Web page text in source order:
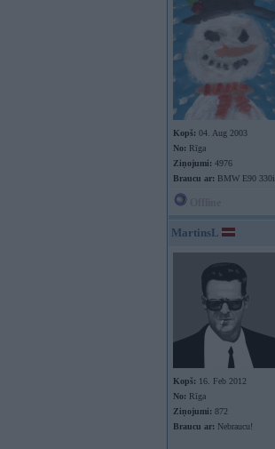
Kopš: 04. Aug 2003
No: Rīga
Ziņojumi: 4976
Braucu ar: BMW E90 330i
MartinsL
Kopš: 16. Feb 2012
No: Rīga
Ziņojumi: 872
Braucu ar: Nebraucu!